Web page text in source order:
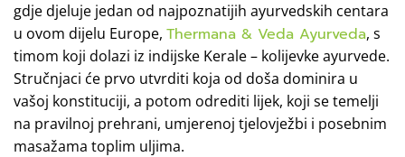
gdje djeluje jedan od najpoznatijih ayurvedskih centara
u ovom dijelu Europe, Thermana & Veda Ayurveda, s
timom koji dolazi iz indijske Kerale – kolijevke ayurvede.
Stručnjaci će prvo utvrditi koja od doša dominira u
vašoj konstituciji, a potom odrediti lijek, koji se temelji
na pravilnoj prehrani, umjerenoj tjelovježbi i posebnim
masažama toplim uljima.